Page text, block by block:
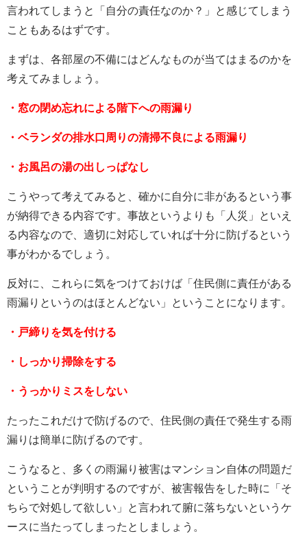
言われてしまうと「自分の責任なのか？」と感じてしまう
こともあるはずです。
まずは、各部屋の不備にはどんなものが当てはまるのかを
考えてみましょう。
・窓の閉め忘れによる階下への雨漏り
・ベランダの排水口周りの清掃不良による雨漏り
・お風呂の湯の出しっぱなし
こうやって考えてみると、確かに自分に非があるという事
が納得できる内容です。事故というよりも「人災」といえ
る内容なので、適切に対応していれば十分に防げるという
事がわかるでしょう。
反対に、これらに気をつけておけば「住民側に責任がある
雨漏りというのはほとんどない」ということになります。
・戸締りを気を付ける
・しっかり掃除をする
・うっかりミスをしない
たったこれだけで防げるので、住民側の責任で発生する雨
漏りは簡単に防げるのです。
こうなると、多くの雨漏り被害はマンション自体の問題だ
ということが判明するのですが、被害報告をした時に「そ
ちらで対処して欲しい」と言われて腑に落ちないというケ
ースに当たってしまったとしましょう。